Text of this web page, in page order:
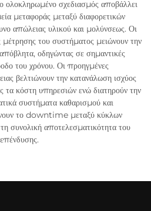
ολοκληρωμένο σχεδιασμός αποβάλλει
μεταφοράς μεταξύ διαφορετικών
απώλειας υλικού και μολύνσεως. Οι
μέτρησης του συστήματος μειώνουν την
οδηγώντας σε σημαντικές
του χρόνου. Οι προηγμένες
βελτιώνουν την κατανάλωση ισχύος
τα κόστη υπηρεσιών ενώ διατηρούν την
συστήματα καθαρισμού και
το downtime μεταξύ κύκλων
συνολική αποτελεσματικότητα του